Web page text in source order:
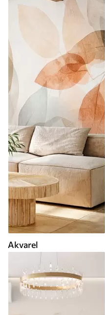
Akvarel